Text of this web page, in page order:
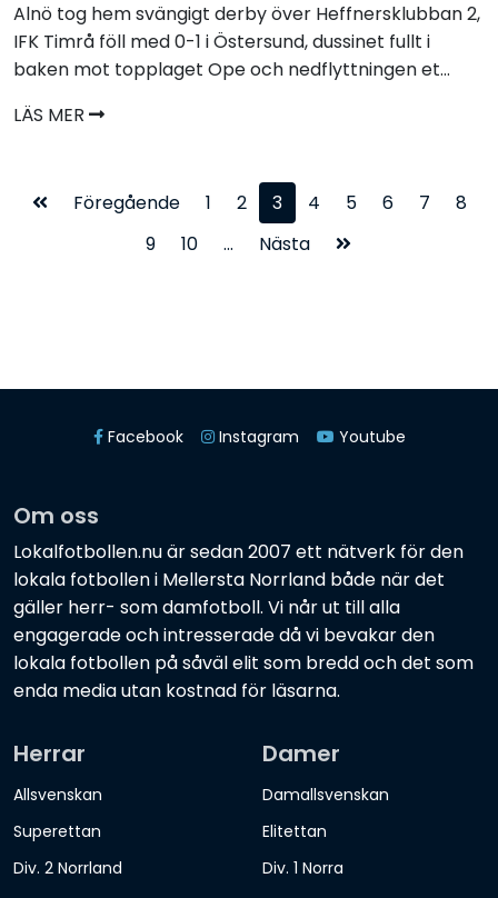
Alnö tog hem svängigt derby över Heffnersklubban 2,
IFK Timrå föll med 0-1 i Östersund, dussinet fullt i
baken mot topplaget Ope och nedflyttningen et...
LÄS MER
Föregående 1 2 3 4 5 6 7
8
9
10 ... Nästa
Facebook Instagram Youtube
Om oss
Lokalfotbollen.nu är sedan 2007 ett nätverk för den
lokala fotbollen i Mellersta Norrland både när det
gäller herr- som damfotboll. Vi når ut till alla
engagerade och intresserade då vi bevakar den
lokala fotbollen på såväl elit som bredd och det som
enda media utan kostnad för läsarna.
Herrar
Allsvenskan
Superettan
Div. 2 Norrland
Damer
Damallsvenskan
Elitettan
Div. 1 Norra